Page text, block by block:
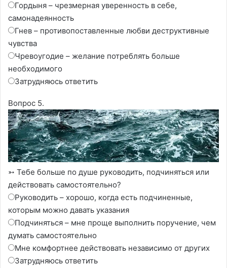
Гордыня – чрезмерная уверенность в себе,
самонадеянность
Гнев – противопоставленные любви деструктивные
чувства
Чревоугодие – желание потреблять больше
необходимого
Затрудняюсь ответить
Вопрос 5.
➳ Тебе больше по душе руководить, подчиняться или
действовать самостоятельно?
Руководить – хорошо, когда есть подчиненные,
которым можно давать указания
Подчиняться – мне проще выполнить поручение, чем
думать самостоятельно
Мне комфортнее действовать независимо от других
Затрудняюсь ответить